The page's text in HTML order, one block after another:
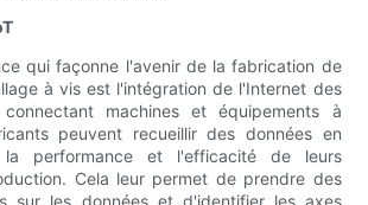
qui façonne l'avenir de la fabrication de
à vis est l'intégration de l'Internet des
machines et équipements à
peuvent recueillir des données en
performance et l'efficacité de leurs
Cela leur permet de prendre des